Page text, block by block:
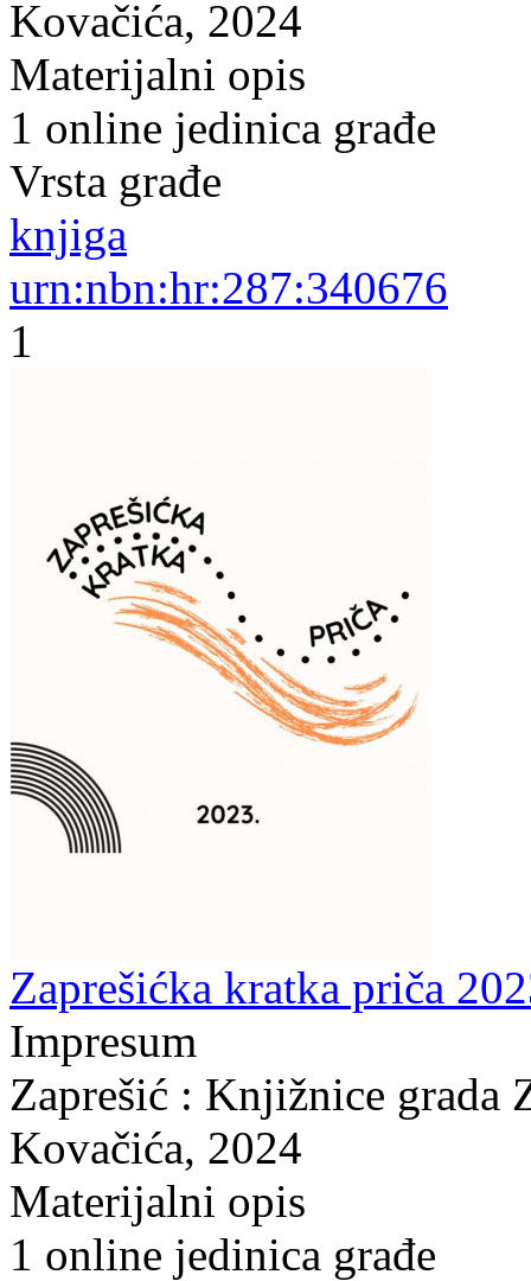
Kovačića, 2024
Materijalni opis
1 online jedinica građe
Vrsta građe
knjiga
urn:nbn:hr:287:340676
1
Zaprešićka kratka priča
Impresum
Zaprešić : Knjižnice grada
Kovačića, 2024
Materijalni opis
1 online jedinica građe